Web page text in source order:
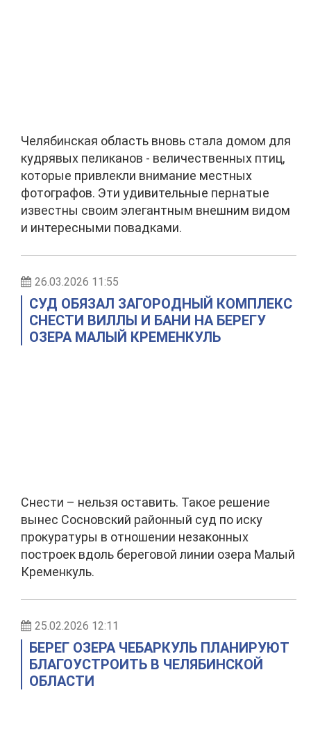
Челябинская область вновь стала домом для
кудрявых пеликанов - величественных птиц,
которые привлекли внимание местных
фотографов. Эти удивительные пернатые
известны своим элегантным внешним видом
и интересными повадками.
26.03.2026 11:55
СУД ОБЯЗАЛ ЗАГОРОДНЫЙ КОМПЛЕКС
СНЕСТИ ВИЛЛЫ И БАНИ НА БЕРЕГУ
ОЗЕРА МАЛЫЙ КРЕМЕНКУЛЬ
Снести – нельзя оставить. Такое решение
вынес Сосновский районный суд по иску
прокуратуры в отношении незаконных
построек вдоль береговой линии озера Малый
Кременкуль.
25.02.2026 12:11
БЕРЕГ ОЗЕРА ЧЕБАРКУЛЬ ПЛАНИРУЮТ
БЛАГОУСТРОИТЬ В ЧЕЛЯБИНСКОЙ
ОБЛАСТИ